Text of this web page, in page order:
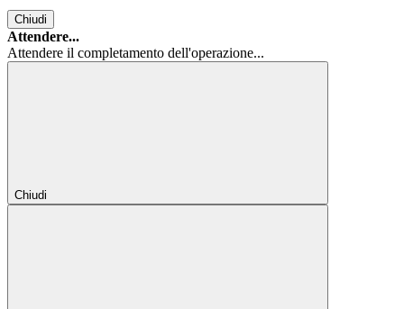
Chiudi
Attendere...
Attendere il completamento dell'operazione...
Chiudi